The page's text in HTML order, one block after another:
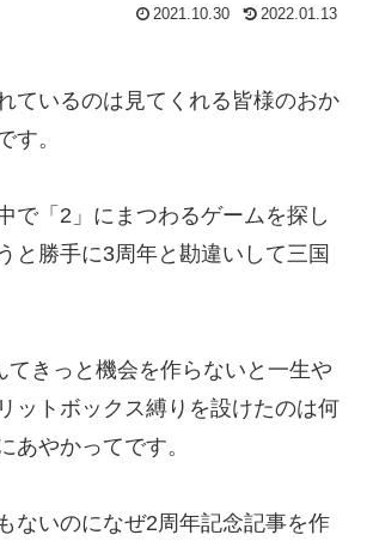
2021.10.30 2022.01.13
ているのは見てくれる皆様のおか
す。
で「2」にまつわるゲームを探し
と勝手に3周年と勘違いして三国
きっと機会を作らないと一生や
ットボックス縛りを設けたのは何
やかってです。
ないのになぜ2周年記念記事を作